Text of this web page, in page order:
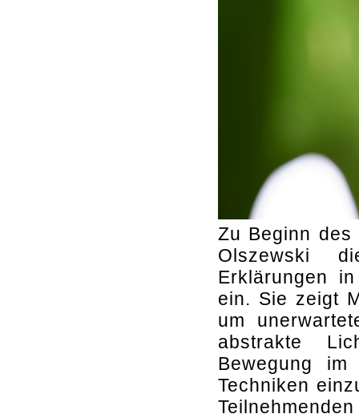
Zu Beginn des
Olszewski
Erklärungen
ein. Sie zeigt
um
abstrakte
Bewegung
Techniken